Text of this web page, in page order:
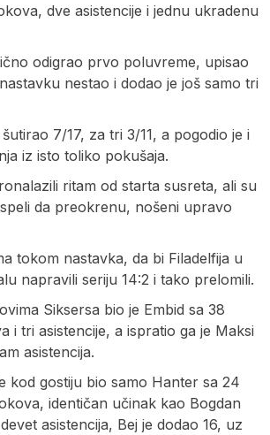
dve asistencije i jednu ukradenu
odigrao prvo poluvreme, upisao
nestao i dodao je još samo tri
7/17, za tri 3/11, a pogodio je i
iz isto toliko pokušaja.
ritam od starta susreta, ali su
da preokrenu, nošeni upravo
tokom nastavka, da bi Filadelfija u
napravili seriju 14:2 i tako prelomili.
Siksersa bio je Embid sa 38
i tri asistencije, a ispratio ga je Maksi
asistencija.
kod gostiju bio samo Hanter sa 24
identičan učinak kao Bogdan
asistencija, Bej je dodao 16, uz